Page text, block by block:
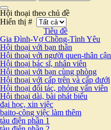
Hội thoại theo chủ đề
Hiển thị #
Tiêu đề
Gia Đình-Vợ Chồng-Tình Yêu
Hội thoại với bạn thân
Hội thoại với người quen-thân cận
Hội thoại bác sĩ, nhân viên
Hội thoại với bạn cùng phòng
Hội thoại với cấp trên và cấp dưới
Hội thoại đối tác, phỏng vấn viên
Hội thoại dài, bài phát biểu
đại học, xin việc
baito-công việc làm thêm
tàu điện phần 1